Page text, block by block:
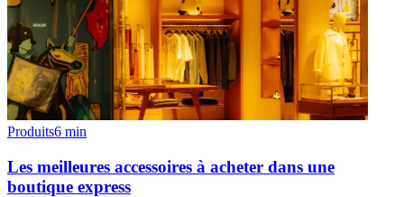
Produits6 min
Les meilleures accessoires à acheter dans une
boutique express